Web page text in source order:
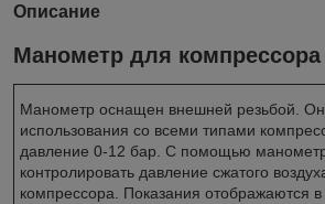
Описание
Манометр для компрессора
Манометр оснащен внешней резьбой.
использования со всеми типами
давление 0-12 бар. С помощью
контролировать давление сжатого
компрессора. Показания отображаются